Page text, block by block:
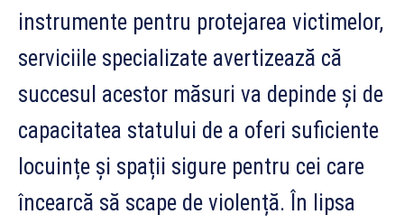
instrumente pentru protejarea victimelor,
serviciile specializate avertizează că
succesul acestor măsuri va depinde și de
capacitatea statului de a oferi suficiente
locuințe și spații sigure pentru cei care
încearcă să scape de violență. În lipsa